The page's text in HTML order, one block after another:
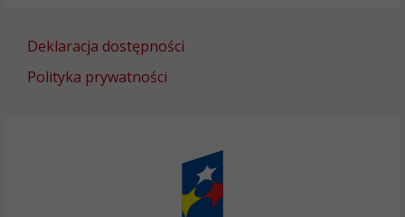
Deklaracja dostępności
Polityka prywatności